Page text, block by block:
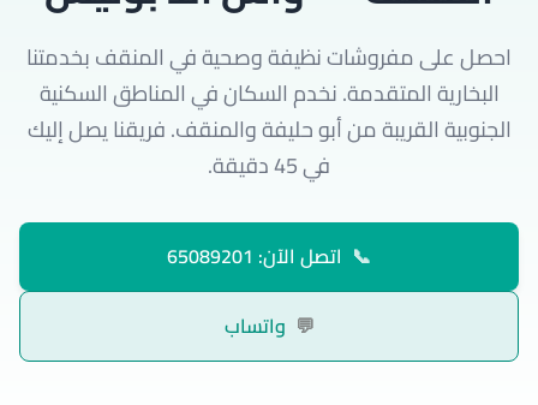
احصل على مفروشات نظيفة وصحية في المنقف بخدمتنا
البخارية المتقدمة. نخدم السكان في المناطق السكنية
الجنوبية القريبة من أبو حليفة والمنقف. فريقنا يصل إليك
في 45 دقيقة.
📞 اتصل الآن: 65089201
💬 واتساب